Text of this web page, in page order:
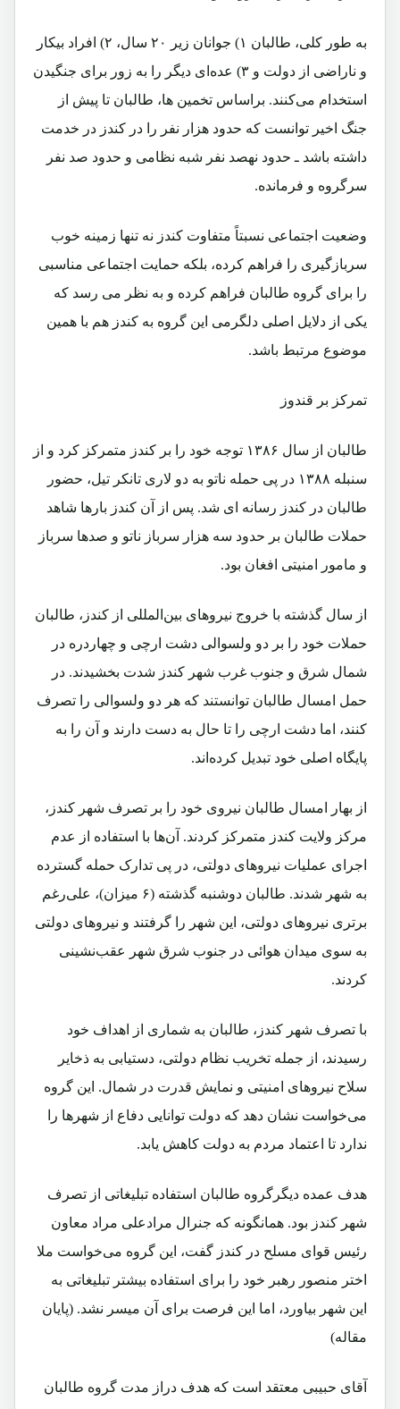
به‌ طور کلی، طالبان ۱) جوانان زیر ۲۰ سال، ۲) افراد بیکار
و ناراضی از دولت و ۳) عده‌ای دیگر را به‌ زور برای جنگیدن
استخدام می‌کنند. براساس تخمین ها، طالبان تا پیش از
جنگ اخیر توانست که حدود هزار نفر را در کندز در خدمت
داشته باشد ـ حدود نهصد نفر شبه ‌نظامی و حدود صد نفر
سرگروه و فرمانده.
وضعیت اجتماعی نسبتاً متفاوت کندز نه تنها زمینه خوب
سربازگیری را فراهم کرده، بلکه حمایت اجتماعی مناسبی
را برای گروه طالبان فراهم کرده و به نظر می‌ رسد که
یکی از دلایل اصلی دلگرمی این گروه به کندز هم با همین
موضوع مرتبط باشد.
تمرکز بر قندوز
طالبان از سال ۱۳۸۶ توجه خود را بر کندز متمرکز کرد و از
سنبله ۱۳۸۸ در پی حمله ناتو به دو لاری تانکر تیل، حضور
طالبان در کندز رسانه‌ ای شد. پس از آن کندز بارها شاهد
حملات طالبان بر حدود سه هزار سرباز ناتو و صدها سرباز
و مامور امنیتی افغان بود.
از سال گذشته با خروج نیروهای بین‌المللی از کندز، طالبان
حملات خود را بر دو ولسوالی دشت ارچی و چهاردره در
شمال شرق و جنوب غرب شهر کندز شدت بخشیدند. در
حمل امسال طالبان توانستند که هر دو ولسوالی را تصرف
کنند، اما دشت ارچی را تا حال به دست دارند و آن را به
پایگاه اصلی خود تبدیل کرده‌اند.
از بهار امسال طالبان نیروی خود را بر تصرف شهر کندز،
مرکز ولایت کندز متمرکز کردند. آن‌ها با استفاده از عدم
اجرای عملیات نیروهای دولتی، در پی تدارک حمله گسترده
به شهر شدند. طالبان دوشنبه گذشته (۶ میزان)، علی‌رغم
برتری نیروهای دولتی، این شهر را گرفتند و نیروهای دولتی
به سوی میدان هوائی در جنوب ‌شرق شهر عقب‌نشینی
کردند.
با تصرف شهر کندز، طالبان به شماری از اهداف خود
رسیدند، از جمله تخریب نظام دولتی، دستیابی به ذخایر
سلاح نیروهای امنیتی و نمایش قدرت در شمال. این گروه
می‌خواست نشان دهد که دولت توانایی دفاع از شهرها را
ندارد تا اعتماد مردم به دولت کاهش یابد.
هدف عمده دیگرگروه طالبان استفاده تبلیغاتی از تصرف
شهر کندز بود. همانگونه که جنرال مرادعلی مراد معاون
رئیس قوای مسلح در کندز گفت، این گروه می‌خواست ملا
اختر منصور رهبر خود را برای استفاده بیشتر تبلیغاتی به
این شهر بیاورد، اما این فرصت برای آن میسر نشد. (پایان
مقاله)
آقای حبیبی معتقد است که هدف دراز مدت گروه طالبان